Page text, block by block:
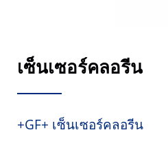
เซ็นเซอร์คลอรีน
+GF+ เซ็นเซอร์คลอรีน